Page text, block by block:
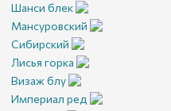
Шанси блек
Мансуровский
Сибирский
Лисья горка
Визаж блу
Империал ред